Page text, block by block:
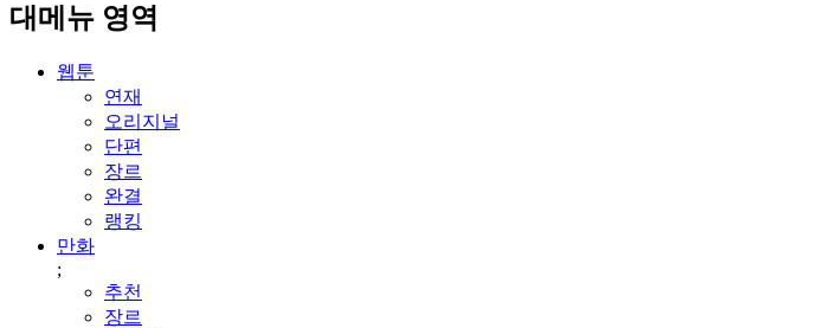
대메뉴 영역
웹툰
연재
오리지널
단편
장르
완결
랭킹
만화
;
추천
장르